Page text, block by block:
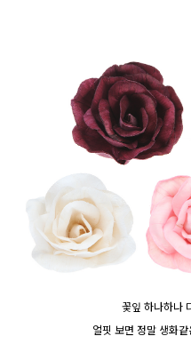
꽃잎 하나하나
얼핏 보면 정말 생화